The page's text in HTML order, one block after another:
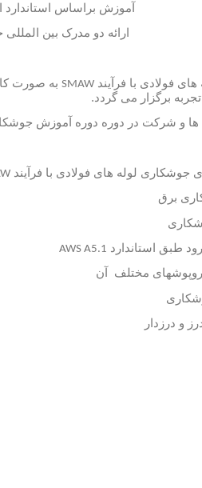
آموزش براساس استاندارد
ارائه دو مدرک بین المللی
های فولادی با فرآیند SMAW به صورت
برگزار می گردد.
ها و شرکت در دوره دوره آموزش
جوشکاری لوله های فولادی با فرآیند
برق
طبق استاندارد AWS A5.1
روپوشهای مختلف آن
و درزدار